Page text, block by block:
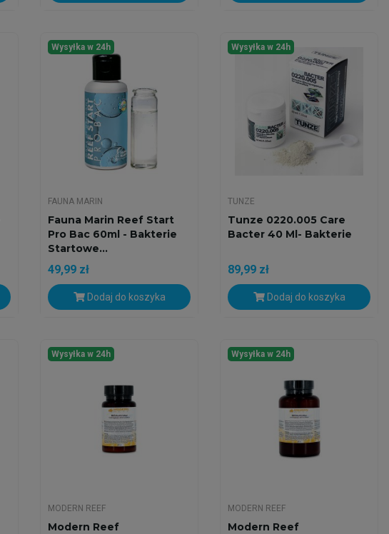
Wysyłka w 24h
FAUNA MARIN
Fauna Marin Reef Start
Pro Bac 60ml - Bakterie
Startowe...
49,99 zł
Dodaj do koszyka
Wysyłka w 24h
TUNZE
Tunze 0220.005 Care
Bacter 40 Ml- Bakterie
89,99 zł
Dodaj do koszyka
Wysyłka w 24h
MODERN REEF
Modern Reef
Wysyłka w 24h
MODERN REEF
Modern Reef